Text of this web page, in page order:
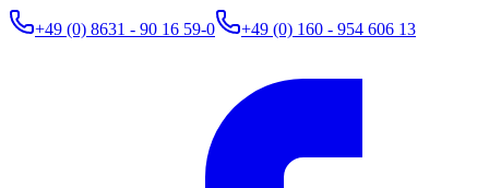
+49 (0) 8631 - 90 16 59-0 +49 (0) 160 - 954 606 13